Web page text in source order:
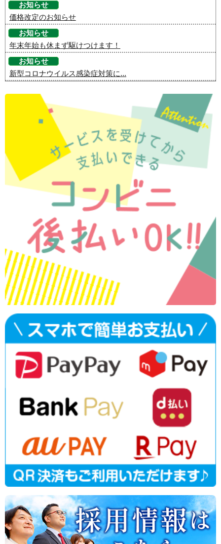
お知らせ
価格改定のお知らせ
お知らせ
年末年始も休まず駆けつけます！
お知らせ
新型コロナウイルス感染症対策に...